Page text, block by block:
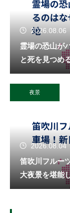
2026.08.06
霊場の恐山が
と死を見つめ
夜景
2026.08.04
笛吹川フルー
大夜景を堪能